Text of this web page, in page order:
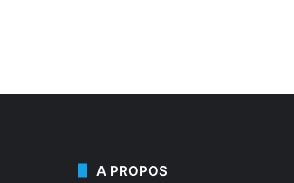
A PROPOS